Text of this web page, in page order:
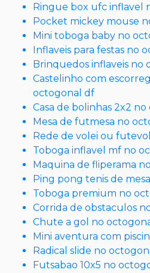
Ringue box ufc inflavel
Pocket mickey mouse
Mini toboga baby no
Inflaveis para festas no
Brinquedos inflaveis no
Castelinho com
octogonal df
Casa de bolinhas 2x2
Mesa de futmesa no
Rede de volei ou
Toboga inflavel mf no
Maquina de fliperama
Ping pong tenis de
Toboga premium no
Corrida de obstaculos
Chute a gol no
Mini aventura com
Radical slide no
Futsabao 10x5 no